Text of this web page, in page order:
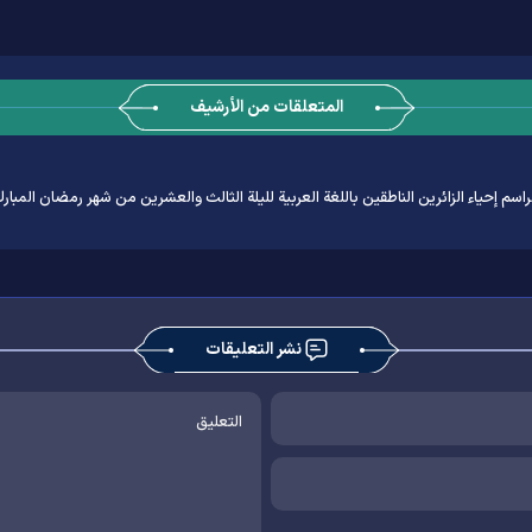
المتعلقات من الأرشيف
إحياء الزائرین الناطقین باللغة العربیة لليلة الثالث والعشرين من شهر رمضان
نشر التعليقات